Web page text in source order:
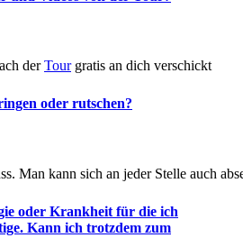
derTourgratis an dich verschickt
oder rutschen?
Man kann sich an jeder Stelle auch
oder Krankheit für die ich
Kann ich trotzdem zum